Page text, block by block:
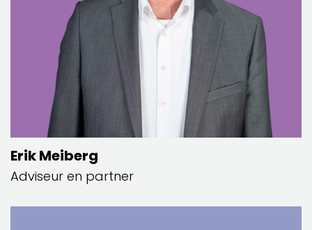
Erik Meiberg
Adviseur en partner